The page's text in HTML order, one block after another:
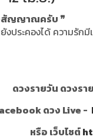
สัญญาณครับ ❞
งประคองได้ ความรั
ดวงรายวัน ดวงร
ดวง Live -
หรือ เว็บไซต์